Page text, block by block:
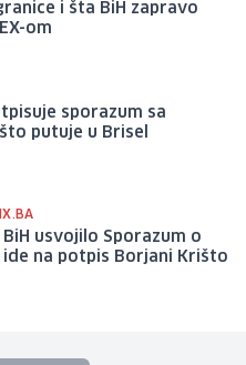
i šta BiH zapravo
om
sporazum sa
putuje u Brisel
usvojilo Sporazum o
ide na potpis Borjani Krišto